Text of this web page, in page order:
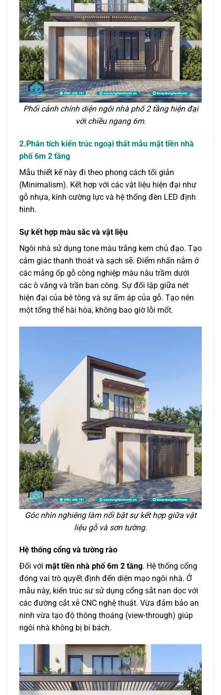
Phối cảnh chính diện ngôi nhà phố 2 tầng hiện đại
với chiều ngang 6m.
2.Phân tích kiến trúc ngoại thất mẫu mặt tiền nhà
phố 6m 2 tầng
Mẫu thiết kế này đi theo phong cách tối giản
(Minimalism). Kết hợp với các vật liệu hiện đại như
gỗ nhựa, kính cường lực và hệ thống đèn LED định
hình.
Sự kết hợp màu sắc và vật liệu
Ngôi nhà sử dụng tone màu trắng kem chủ đạo. Tạo
cảm giác thanh thoát và sạch sẽ. Điểm nhấn nằm ở
các mảng ốp gỗ công nghiệp màu nâu trầm dưới
các ô văng và trần ban công. Sự đối lập giữa nét
hiện đại của bê tông và sự ấm áp của gỗ. Tạo nên
một tổng thể hài hòa, không bao giờ lỗi mốt.
Góc nhìn nghiêng làm nổi bật sự kết hợp giữa vật
liệu gỗ và sơn tường.
Hệ thống cổng và tường rào
Đối với mặt tiền nhà phố 6m 2 tầng. Hệ thống cổng
đóng vai trò quyết định đến diện mạo ngôi nhà. Ở
mẫu này, kiến trúc sư sử dụng cổng sắt nan dọc với
các đường cắt xẻ CNC nghệ thuật. Vừa đảm bảo an
ninh vừa tạo độ thông thoáng (view-through) giúp
ngôi nhà không bị bí bách.